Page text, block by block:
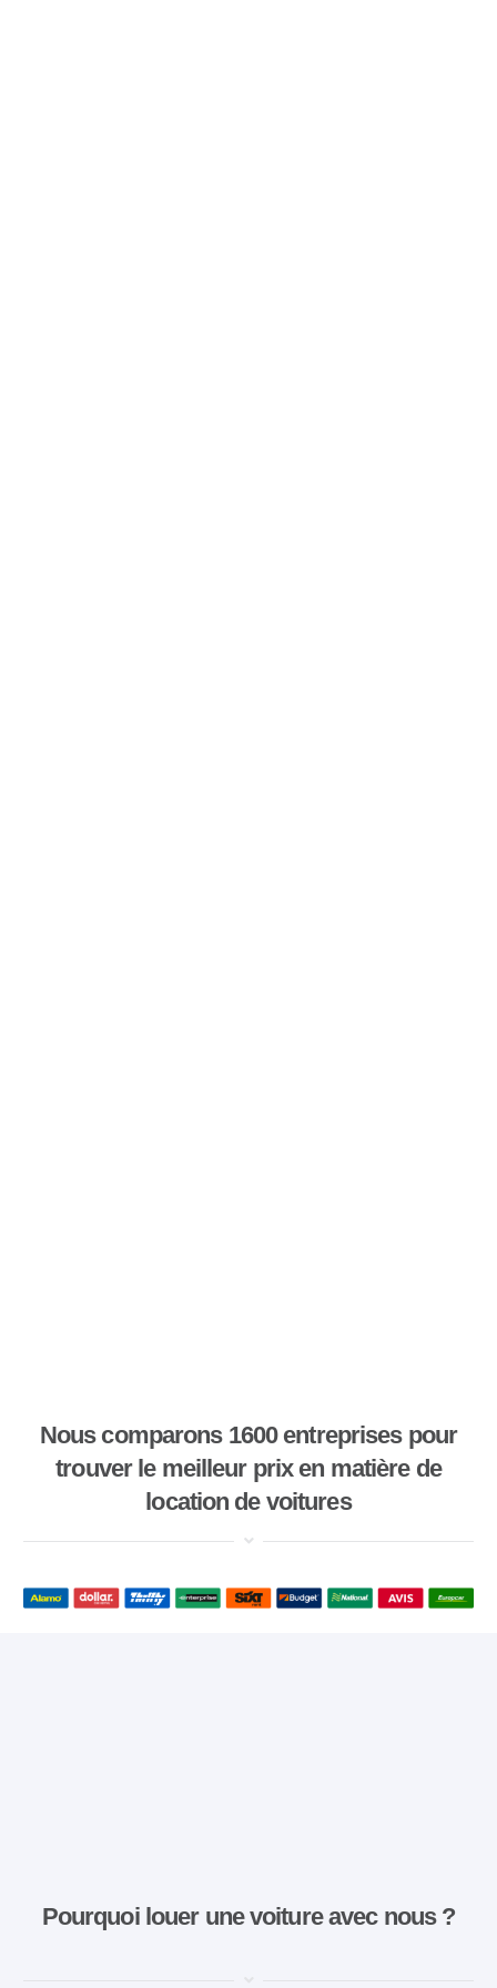
Nous comparons 1600 entreprises pour
trouver le meilleur prix en matière de
location de voitures
Pourquoi louer une voiture avec nous ?